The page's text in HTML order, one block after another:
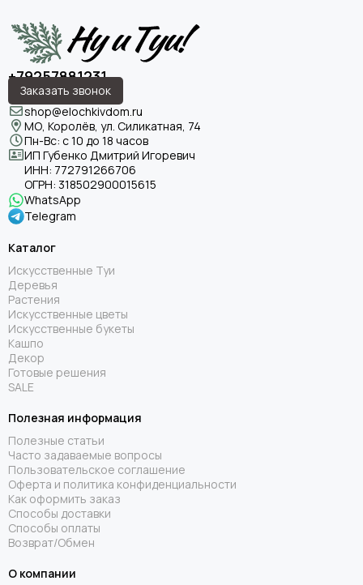
+79257881231
Заказать звонок
shop@elochkivdom.ru
МО, Королёв, ул. Силикатная, 74
Пн-Вс: с 10 до 18 часов
ИП Губенко Дмитрий Игоревич
ИНН: 772791266706
ОГРН: 318502900015615
WhatsApp
Telegram
Каталог
Искусственные Туи
Деревья
Растения
Искусственные цветы
Искусственные букеты
Кашпо
Декор
Готовые решения
SALE
Полезная информация
Полезные статьи
Часто задаваемые вопросы
Пользовательское соглашение
Оферта и политика конфиденциальности
Как оформить заказ
Способы доставки
Способы оплаты
Возврат/Обмен
О компании